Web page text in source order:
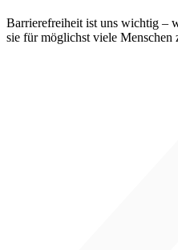
Barrierefreiheit ist uns wichtig –
sie für möglichst viele Menschen